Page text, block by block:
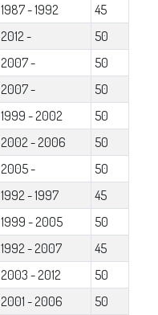
1987 - 1992
45
2012 -
50
2007 -
50
2007 -
50
1999 - 2002
50
2002 - 2006
50
2005 -
50
1992 - 1997
45
1999 - 2005
50
1992 - 2007
45
2003 - 2012
50
2001 - 2006
50